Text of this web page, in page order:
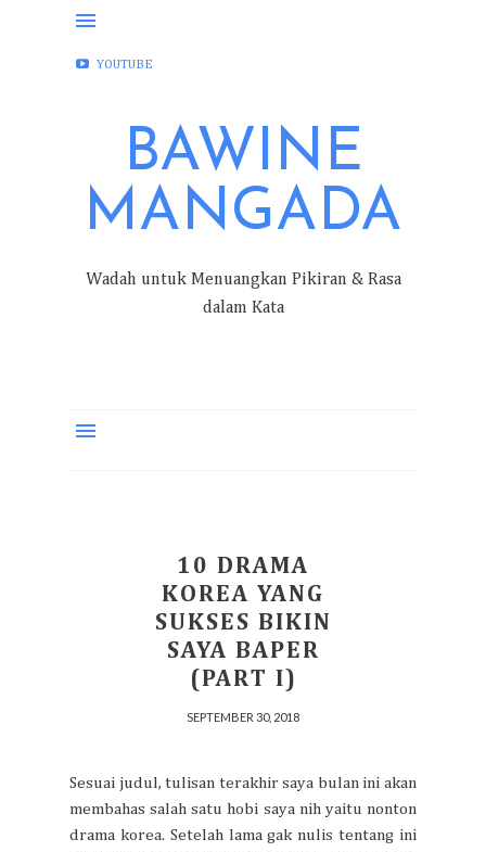
FACEBOOK
YOUTUBE
BAWINE
MANGADA
Wadah untuk Menuangkan Pikiran & Rasa
dalam Kata
10 DRAMA
KOREA YANG
SUKSES BIKIN
SAYA BAPER
(PART I)
SEPTEMBER 30, 2018
Sesuai judul, tulisan terakhir saya bulan ini akan
membahas salah satu hobi saya nih yaitu nonton
drama korea. Setelah lama gak nulis tentang ini